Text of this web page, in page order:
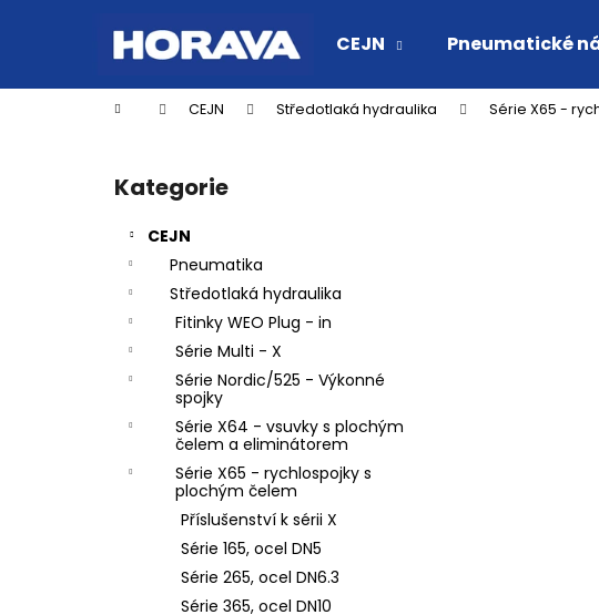
CEJN Pneumatické
Domů CEJN Středotlaká hydraulika Série X65 -
Přeskočit
kategorie
Kategorie
CEJN
Pneumatika
Středotlaká hydraulika
Fitinky WEO Plug - in
Série Multi - X
Série Nordic/525 - Výkonné
spojky
Série X64 - vsuvky s plochým
čelem a eliminátorem
Série X65 - rychlospojky s
plochým čelem
Příslušenství k sérii X
Série 165, ocel DN5
Série 265, ocel DN6.3
Série 365, ocel DN10
í
Zpět
do
Zpět
do
Co
RYCHLOSPOJKA ESAFE R 1/2" VNĚJŠÍ
684,86 Kč